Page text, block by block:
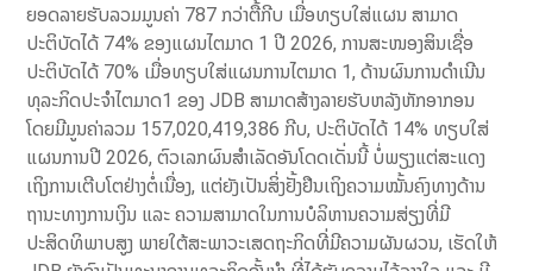
ຍອດລາຍຮັບລວມມູນຄ່າ 787 ກວ່າຕື້ກີບ ເມື່ອທຽບໃສ່ແຜນ ສາມາດ
ປະຕິບັດໄດ້ 74% ຂອງແຜນໄຕມາດ 1 ປີ 2026, ການສະໜອງສິນເຊື່ອ
ປະຕິບັດໄດ້ 70% ເມື່ອທຽບໃສ່ແຜນການໄຕມາດ 1, ດ້ານຜົນການດໍາເນີນ
ທຸລະກິດປະຈໍາໄຕມາດ1 ຂອງ JDB ສາມາດສ້າງລາຍຮັບຫລັງຫັກອາກອນ
ໂດຍມີມູນຄ່າລວມ 157,020,419,386 ກີບ, ປະຕິບັດໄດ້ 14% ທຽບໃສ່
ແຜນການປີ 2026, ຕົວເລກຜົນສຳເລັດອັນໂດດເດັ່ນນີ້ ບໍ່ພຽງແຕ່ສະແດງ
ເຖິງການເຕີບໂຕຢ່າງຕໍ່ເນື່ອງ, ແຕ່ຍັງເປັນສິ່ງຢັ້ງຢືນເຖິງຄວາມໝັ້ນຄົງທາງດ້ານ
ຖານະທາງການເງິນ ແລະ ຄວາມສາມາດໃນການບໍລິຫານຄວາມສ່ຽງທີ່ມີ
ປະສິດທິພາບສູງ ພາຍໃຕ້ສະພາວະເສດຖະກິດທີ່ມີຄວາມຜັນຜວນ, ເຮັດໃຫ້